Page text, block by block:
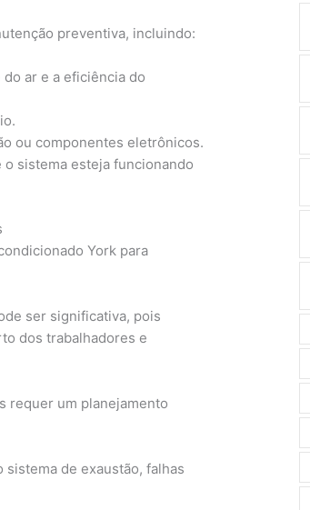
preventiva, incluindo:
ar e a eficiência do
ou componentes eletrônicos.
sistema esteja funcionando
York para
ser significativa, pois
dos trabalhadores e
requer um planejamento
de exaustão, falhas